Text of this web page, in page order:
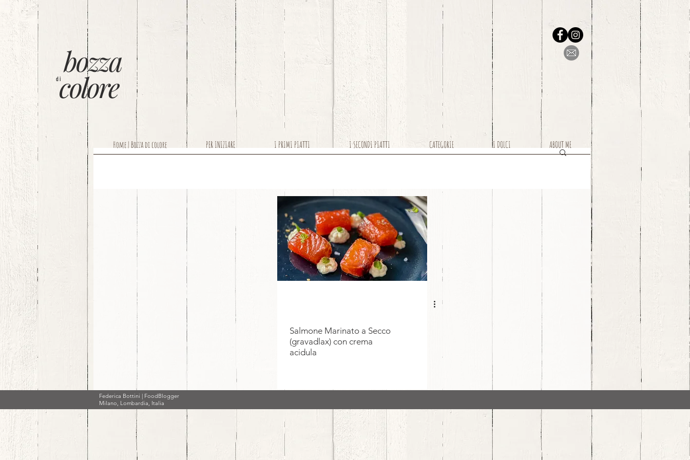
bozza
colore
di
Salmone Marinato a Secco
(gravadlax) con crema
acidula
Home | Bozza di colore PER INIZIARE I PRIMI PIATTI I SECONDI PIATTI CATEGORIE I DOLCI ABOUT ME
Federica Bottini | FoodBlogger
Milano, Lombardia, Italia